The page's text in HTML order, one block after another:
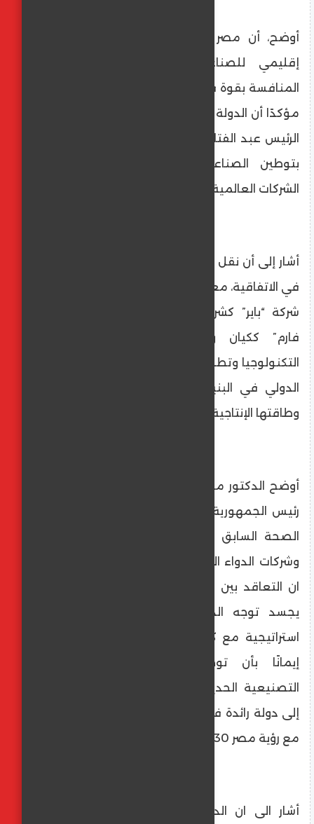
أوضح، أن مصر تمتلك مكانة متميزة كمركز
إقليمي للصناعة والتصدير، وقادرة على
المنافسة بقوة في الأسواق العربية والإقليمية،
مؤكدًا أن الدولة المصرية بتوجيهات من فخامة
الرئيس عبد الفتاح السيسي تولي اهتمامًا بالغًا
بتوطين الصناعات المتقدمة وجذب كبرى
الشركات العالمية للعمل داخل السوق المصري.
أشار إلى أن نقل التكنولوجيا يمثل ركيزة أساسية
في الاتفاقية، معربًا عن ثقة الدولة المصرية في
شركة “باير” كشريك عالمي، وفي شركة “مينا
فارم” ككيان وطني قادر على استيعاب
التكنولوجيا وتطويرها، بما يعكس ثقة المجتمع
الدولي في البنية التحتية الصناعية المصرية
وطاقتها الإنتاجية في قطاع الدواء.
أوضح الدكتور محمد عوض تاج الدين مستشار
رئيس الجمهورية لشئون الصحة والوقاية ووزير
الصحة السابق كلمة حول التعاون بين مصر
وشركات الدواء العالمية وتوطين صناعة الدواء
ان التعاقد بين شركة مينا فارم وباير العالمية
يجسد توجه الدولة المصرية لتعزيز شراكات
استراتيجية مع كبريات شركات الدواء العالمية،
إيمانًا بأن توطين التكنولوجيا والمعرفة
التصنيعية الحديثة هو ركيزة أساسية للتحول
إلى دولة رائدة في صناعة الدواء، وبما يتماشى
مع رؤية مصر 2030.
أشار الى ان الدولة أدركت أن صناعة الدواء